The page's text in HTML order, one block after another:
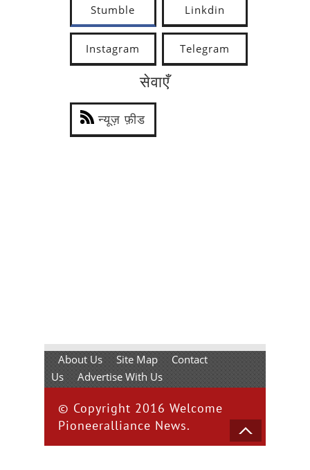
Stumble Linkdin
Instagram Telegram
सेवाएँ
न्यूज़ फ़ीड
About Us Site Map
Contact
Us
Advertise With Us
© Copyright 2016 Welcome
Pioneeralliance News.